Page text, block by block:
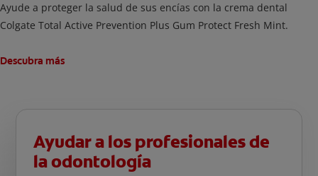
Ayude a proteger la salud de sus encías con la crema dental
Colgate Total Active Prevention Plus Gum Protect Fresh Mint.
Descubra más
Ayudar a los profesionales de
la odontología